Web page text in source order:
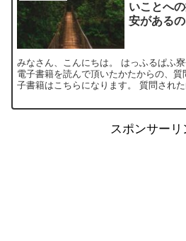
いことへ
安がある
みなさん、こんにちは。 はっふるぱふ
電子書籍を読んで頂いたかたからの、
子書籍はこちらになります。 質問され
スポンサーリ